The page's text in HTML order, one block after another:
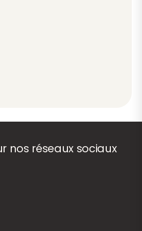
nos réseaux sociaux